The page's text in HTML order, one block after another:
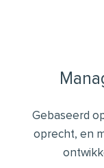
Gebaseerd
oprecht, en